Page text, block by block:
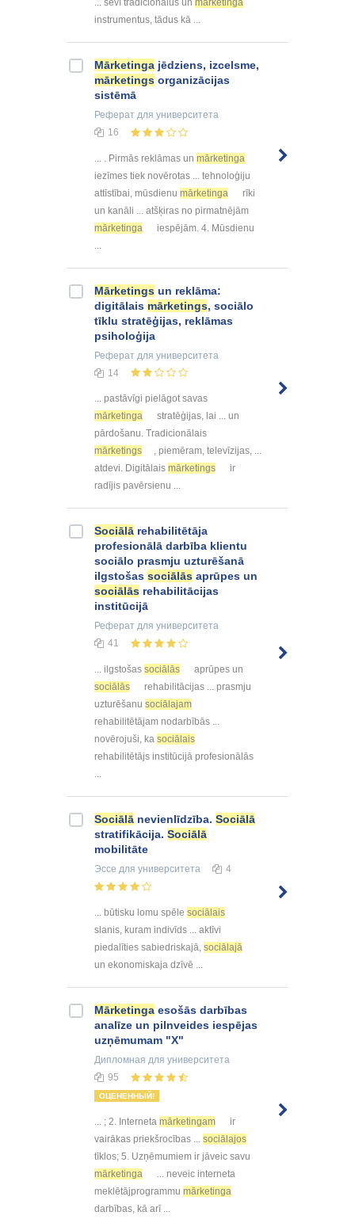
instrumentus, tādus kā ...
Mārketinga jēdziens, izcelsme,
mārketings organizācijas
sistēmā
Реферат для университета
16
... . Pirmās reklāmas un mārketinga
iezīmes tiek novērotas ... tehnoloģiju
attīstībai, mūsdienu mārketinga
rīki
un kanāli ... atšķiras no pirmatnējām
mārketinga
iespējām. 4. Mūsdienu
Mārketings un reklāma:
digitālais mārketings, sociālo
tīklu stratēģijas, reklāmas
psiholoģija
Реферат для университета
14
... pastāvīgi pielāgot savas
mārketinga
stratēģijas, lai ... un
pārdošanu. Tradicionālais
mārketings
, piemēram, televīzijas, ...
atdevi. Digitālais mārketings
ir
radījis pavērsienu ...
Sociālā rehabilitētāja
profesionālā darbība klientu
sociālo prasmju uzturēšanā
ilgstošas sociālās aprūpes un
sociālās rehabilitācijas
institūcijā
Реферат для университета
41
... ilgstošas sociālās
aprūpes un
sociālās
rehabilitācijas ... prasmju
uzturēšanu sociālajam
rehabilitētājam nodarbībās ...
novērojuši, ka sociālais
rehabilitētājs institūcijā profesionālās
...
Sociālā nevienlīdzība. Sociālā
stratifikācija. Sociālā
mobilitāte
Эссе для университета 4
... būtisku lomu spēle sociālais
slanis, kuram indivīds ... aktīvi
piedalīties sabiedriskajā, sociālajā
un ekonomiskaja dzīvē ...
Mārketinga esošās darbības
analīze un pilnveides iespējas
uzņēmumam "X"
Дипломная для университета
95
ОЦЕНЕННЫЙ!
... ; 2. Interneta mārketingam
ir
vairākas priekšrocības ... sociālajos
tīklos; 5. Uzņēmumiem ir jāveic savu
mārketinga
... neveic interneta
meklētājprogrammu mārketinga
darbības, kā arī ...